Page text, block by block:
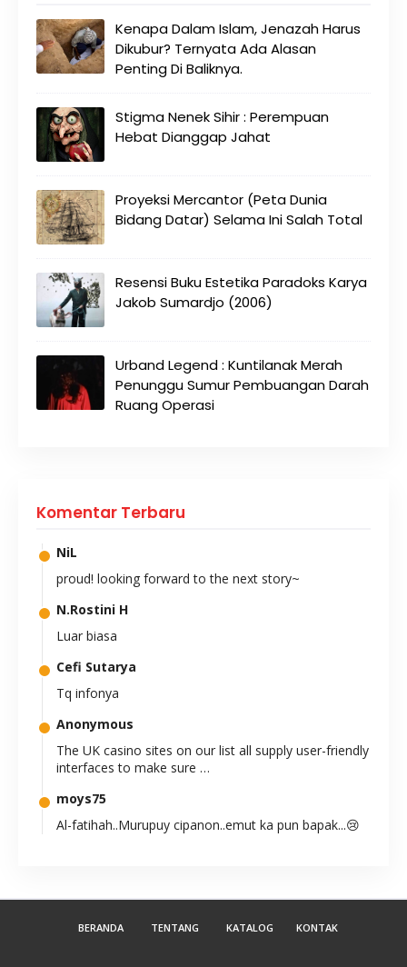
Kenapa Dalam Islam, Jenazah Harus
Dikubur? Ternyata Ada Alasan
Penting Di Baliknya.
Stigma Nenek Sihir : Perempuan
Hebat Dianggap Jahat
Proyeksi Mercantor (Peta Dunia
Bidang Datar) Selama Ini Salah Total
Resensi Buku Estetika Paradoks Karya
Jakob Sumardjo (2006)
Urband Legend : Kuntilanak Merah
Penunggu Sumur Pembuangan Darah
Ruang Operasi
Komentar Terbaru
NiL
proud! looking forward to the next story~
N.Rostini H
Luar biasa
Cefi Sutarya
Tq infonya
Anonymous
The UK casino sites on our list all supply user-friendly
interfaces to make sure …
moys75
Al-fatihah..Murupuy cipanon..emut ka pun bapak...😢
teruslah berkarya. sangat bermanfaat
Suryajow
BERANDA TENTANG KATALOG KONTAK